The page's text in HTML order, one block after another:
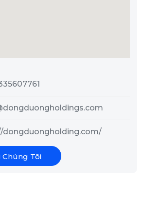
dongduongholding.com/
Chúng Tôi